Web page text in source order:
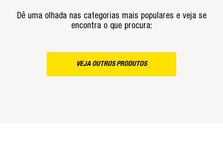
Dê uma olhada nas categorias mais populares e veja se
encontra o que procura:
VEJA OUTROS PRODUTOS